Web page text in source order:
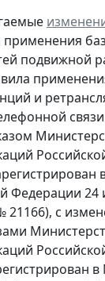
применения
подвижной
и
связи
Федерации 24
21166), с